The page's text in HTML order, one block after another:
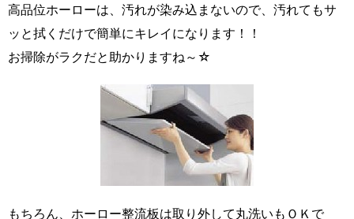
高品位ホーローは、汚れが染み込まないので、汚れてもサ
ッと拭くだけで簡単にキレイになります！！
お掃除がラクだと助かりますね～☆
もちろん、ホーロー整流板は取り外して丸洗いもＯＫで